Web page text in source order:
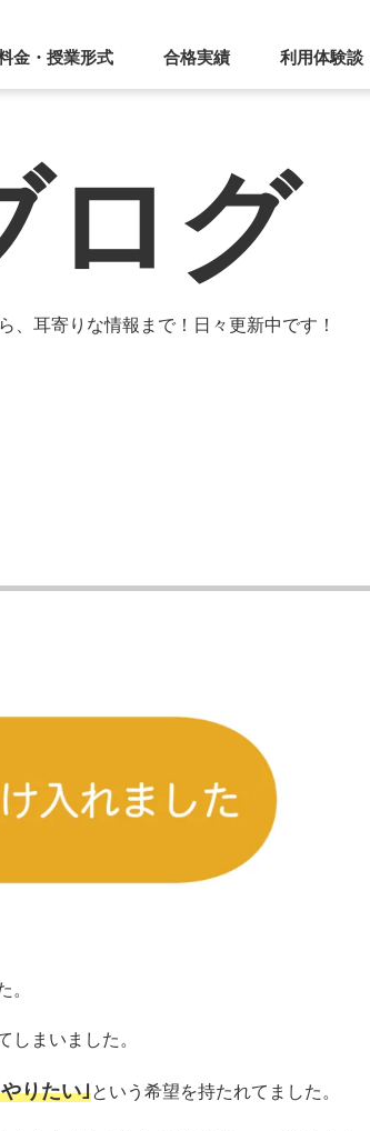
金・授業形式 合格実績 利用体験談
ログ
、耳寄りな情報まで！日々更新中です！
。
しまいました。
りたい｣という希望を持たれてました。